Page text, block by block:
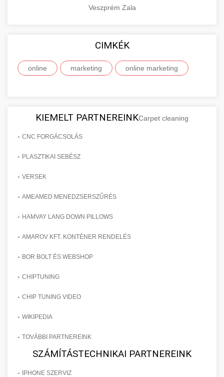
Veszprém Zala
CIMKÉK
online marketing online marketing
KIEMELT PARTNEREINKCarpet cleaning
- CNC FORGÁCSOLÁS
- PLASZTIKAI SEBÉSZ
- VERSEK
- AMEAMED MENEDZSERSZŰRÉS
- HAMVAY LANG DOWN PILLOWS
- AMAROV KFT. KONTÉNER RENDELÉS
- BOR BOLT ÉS WEBSHOP
- CHIPTUNING
- CHIP TUNING VIDEO
- WIKIPEDIA
- TOVÁBBI PARTNEREINK
SZÁMÍTÁSTECHNIKAI PARTNEREINK
- IPHONE SZERVIZ